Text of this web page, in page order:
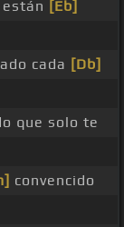
[Eb]
cada [Db]
que solo te
convencido